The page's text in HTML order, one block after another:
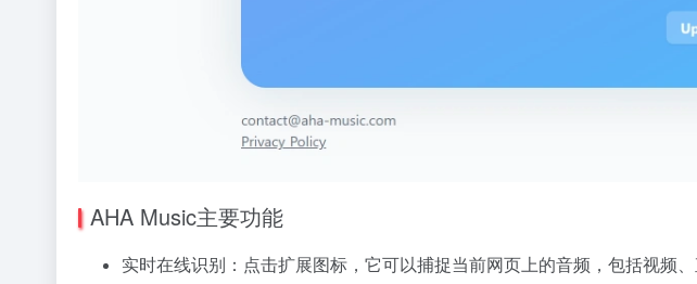
AHA Music主要功能
实时在线识别：点击扩展图标，它可以捕捉当前网页上的音频，包括视频